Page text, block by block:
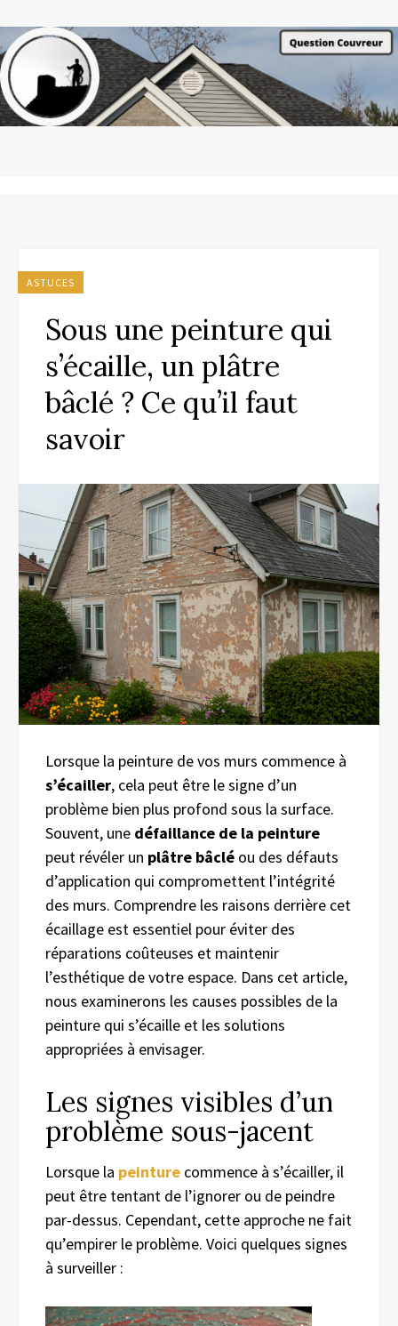
ASTUCES
Sous une peinture qui
s’écaille, un plâtre
bâclé ? Ce qu’il faut
savoir
Lorsque la peinture de vos murs commence à
s’écailler, cela peut être le signe d’un
problème bien plus profond sous la surface.
Souvent, une défaillance de la peinture
peut révéler un plâtre bâclé ou des défauts
d’application qui compromettent l’intégrité
des murs. Comprendre les raisons derrière cet
écaillage est essentiel pour éviter des
réparations coûteuses et maintenir
l’esthétique de votre espace. Dans cet article,
nous examinerons les causes possibles de la
peinture qui s’écaille et les solutions
appropriées à envisager.
Les signes visibles d’un
problème sous-jacent
Lorsque la peinture commence à s’écailler, il
peut être tentant de l’ignorer ou de peindre
par-dessus. Cependant, cette approche ne fait
qu’empirer le problème. Voici quelques signes
à surveiller :